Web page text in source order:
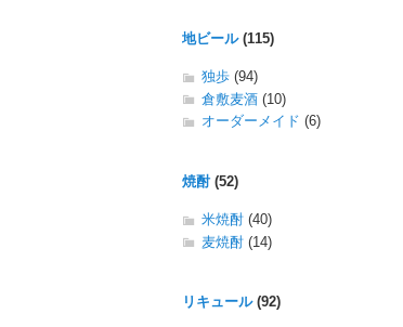
地ビール(115)
独歩 (94)
倉敷麦酒 (10)
オーダーメイド (6)
焼酎(52)
米焼酎 (40)
麦焼酎 (14)
リキュール(92)